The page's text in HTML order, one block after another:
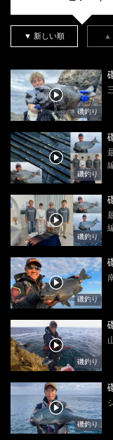
▼ 新しい順 ▲
磯釣り
磯釣り
磯釣り
磯釣り
磯釣り
磯釣り